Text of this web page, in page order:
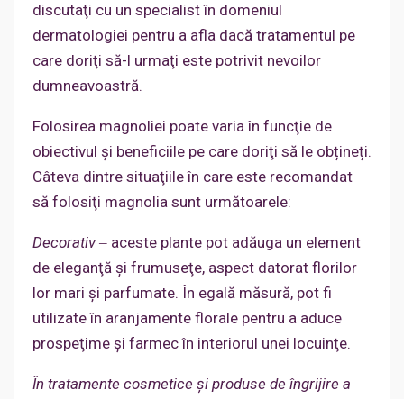
discutaţi cu un specialist în domeniul
dermatologiei pentru a afla dacă tratamentul pe
care doriţi să-l urmaţi este potrivit nevoilor
dumneavoastră.
Folosirea magnoliei poate varia în funcţie de
obiectivul şi beneficiile pe care doriţi să le obțineți.
Câteva dintre situaţiile în care este recomandat
să folosiţi magnolia sunt următoarele:
Decorativ‒ aceste plante pot adăuga un element
de eleganţă şi frumuseţe, aspect datorat florilor
lor mari şi parfumate. În egală măsură, pot fi
utilizate în aranjamente florale pentru a aduce
prospeţime şi farmec în interiorul unei locuinţe.
În tratamente cosmetice şi produse de îngrijire a